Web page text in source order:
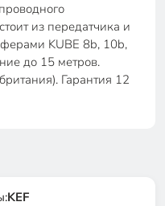
из передатчика и
KUBE 8b, 10b,
до 15 метров.
Гарантия 12
KEF